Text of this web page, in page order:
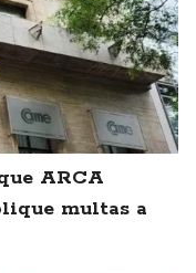
ARCA
multas a